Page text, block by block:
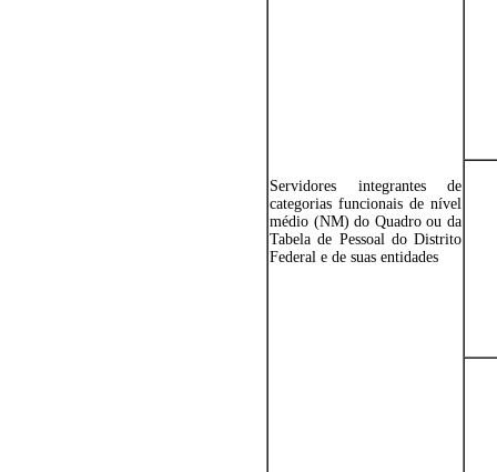
Servidores integrantes de
categorias funcionais de nível
médio (NM) do Quadro ou da
Tabela de Pessoal do Distrito
Federal e de suas entidades